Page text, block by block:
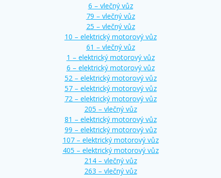
6 – vlečný vůz
79 – vlečný vůz
25 – vlečný vůz
10 – elektrický motorový vůz
61 – vlečný vůz
1 – elektrický motorový vůz
6 – elektrický motorový vůz
52 – elektrický motorový vůz
57 – elektrický motorový vůz
72 – elektrický motorový vůz
205 – vlečný vůz
81 – elektrický motorový vůz
99 – elektrický motorový vůz
107 – elektrický motorový vůz
405 – elektrický motorový vůz
214 – vlečný vůz
263 – vlečný vůz